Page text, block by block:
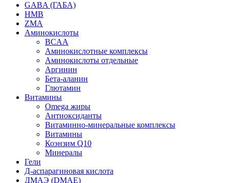
GABA (ГАБА)
HMB
ZMA
Аминокислоты
BCAA
Аминокислотные комплексы
Аминокислоты отдельные
Аргинин
Бета-аланин
Глютамин
Витамины
Omega жиры
Антиоксиданты
Витаминно-минеральные комплексы
Витамины
Коэнзим Q10
Минералы
Гели
Д-аспарагиновая кислота
ДМАЭ (DMAE)